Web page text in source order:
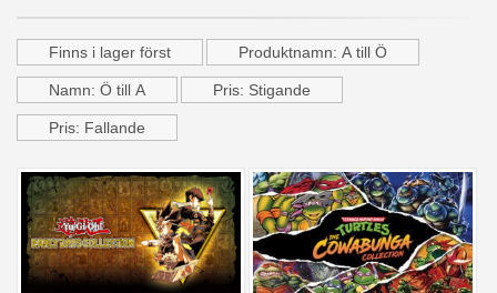
Finns i lager först Produktnamn: A till Ö
Namn: Ö till A Pris: Stigande
Pris: Fallande